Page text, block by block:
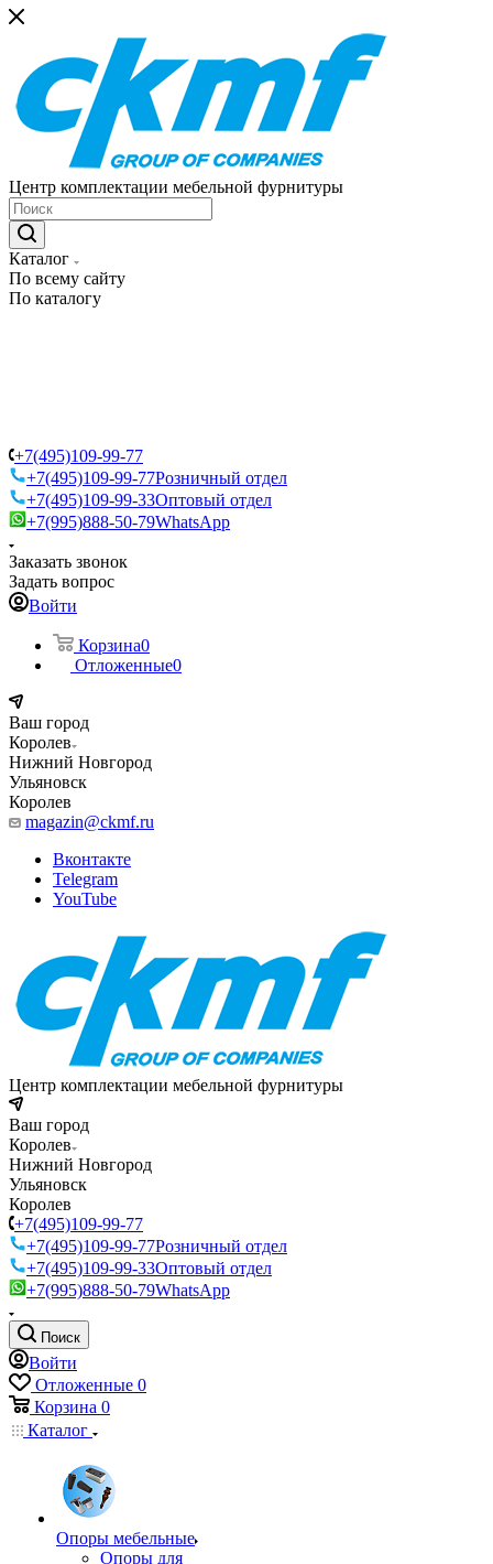
Центр комплектации мебельной фурнитуры
Каталог
По всему сайту
По каталогу
+7(495)109-99-77
+7(495)109-99-77Розничный отдел
+7(495)109-99-33Оптовый отдел
+7(995)888-50-79WhatsApp
Заказать звонок
Задать вопрос
Войти
Корзина0
Отложенные0
Ваш город
Королев
Нижний Новгород
Ульяновск
Королев
magazin@ckmf.ru
Вконтакте
Telegram
YouTube
Центр комплектации мебельной фурнитуры
Ваш город
Королев
Нижний Новгород
Ульяновск
Королев
+7(495)109-99-77
+7(495)109-99-77Розничный отдел
+7(495)109-99-33Оптовый отдел
+7(995)888-50-79WhatsApp
Поиск
Войти
Отложенные 0
Корзина 0
Каталог
Опоры мебельные
Опоры для